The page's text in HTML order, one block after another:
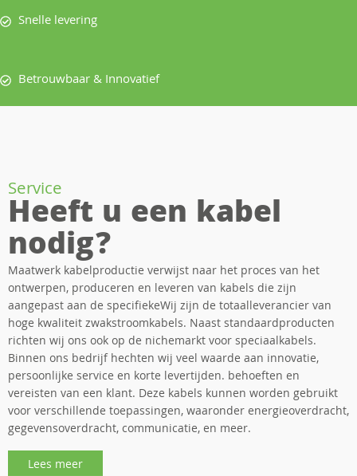
Snelle levering
Betrouwbaar & Innovatief
Service
Heeft u een kabel
nodig?
Maatwerk kabelproductie verwijst naar het proces van het
ontwerpen, produceren en leveren van kabels die zijn
aangepast aan de specifiekeWij zijn de totaalleverancier van
hoge kwaliteit zwakstroomkabels. Naast standaardproducten
richten wij ons ook op de nichemarkt voor speciaalkabels.
Binnen ons bedrijf hechten wij veel waarde aan innovatie,
persoonlijke service en korte levertijden. behoeften en
vereisten van een klant. Deze kabels kunnen worden gebruikt
voor verschillende toepassingen, waaronder energieoverdracht,
gegevensoverdracht, communicatie, en meer.
Lees meer